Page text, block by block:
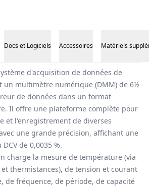
Docs et Logiciels Accessoires Matériels
d'acquisition de données de
un multimètre numérique (DMM) de 6½
de données dans un format
Il offre une plateforme complète pour
et l'enregistrement de diverses
une grande précision, affichant une
de 0,0035 %.
charge la mesure de température (via
thermistances), de tension et courant
de fréquence, de période, de capacité